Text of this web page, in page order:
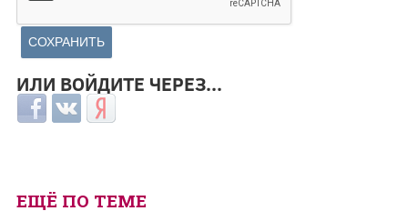
ИЛИ ВОЙДИТЕ ЧЕРЕЗ...
Login with Facebook
Login with ВКонтакте
Login with Яндекс
ЕЩЁ ПО ТЕМЕ